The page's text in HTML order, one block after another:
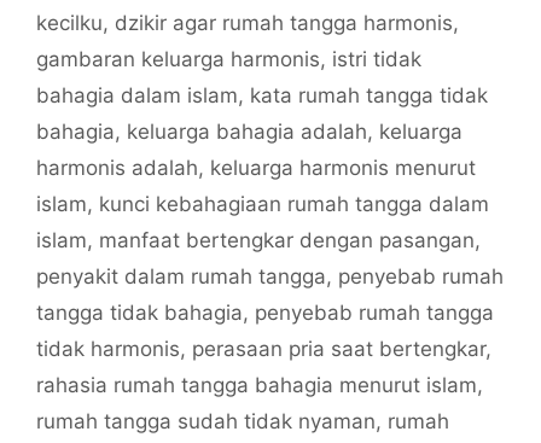
kecilku, dzikir agar rumah tangga harmonis,
gambaran keluarga harmonis, istri tidak
bahagia dalam islam, kata rumah tangga tidak
bahagia, keluarga bahagia adalah, keluarga
harmonis adalah, keluarga harmonis menurut
islam, kunci kebahagiaan rumah tangga dalam
islam, manfaat bertengkar dengan pasangan,
penyakit dalam rumah tangga, penyebab rumah
tangga tidak bahagia, penyebab rumah tangga
tidak harmonis, perasaan pria saat bertengkar,
rahasia rumah tangga bahagia menurut islam,
rumah tangga sudah tidak nyaman, rumah